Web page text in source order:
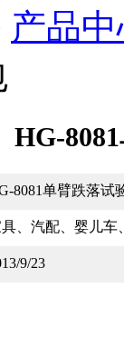
产品
HG-
8081单臂跌落试
、汽配、婴儿车
9/23